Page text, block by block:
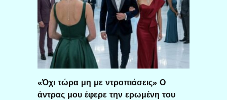
«Όχι τώρα μη με ντροπιάσεις» Ο
άντρας μου έφερε την ερωμένη του